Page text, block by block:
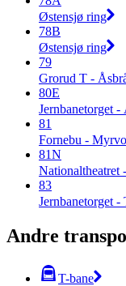
Østensjø ring
78B
Østensjø ring
79
Grorud T -
80E
Jernbanetorget -
81
Fornebu -
81N
Nationaltheatret
83
Jernbanetorget -
Andre
T-bane